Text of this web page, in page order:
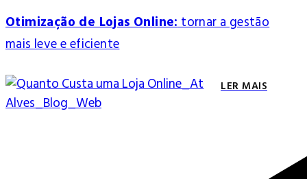
Otimização de Lojas Online:tornar a gestão
mais leve e eficiente
LER MAIS